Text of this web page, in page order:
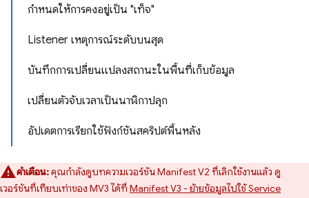
กำหนดให้การคงอยู่เป็น "เท็จ"
Listener เหตุการณ์ระดับบนสุด
บันทึกการเปลี่ยนแปลงสถานะในพื้นที่เก็บข้อมูล
เปลี่ยนตัวจับเวลาเป็นนาฬิกาปลุก
อัปเดตการเรียกใช้ฟังก์ชันสคริปต์พื้นหลัง
คำเตือน:คุณกำลังดูบทความเวอร์ชัน Manifest V2 ที่เลิกใช้งานแล้ว ดู
เวอร์ชันที่เทียบเท่าของ MV3 ได้ที่ Manifest V3 - ย้ายข้อมูลไปใช้ Service